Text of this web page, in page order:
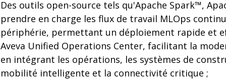
Des outils open-source tels qu'Apache Spark™,
prendre en charge les flux de travail MLOps
périphérie, permettant un déploiement rapide et
Aveva Unified Operations Center, facilitant la
en intégrant les opérations, les systèmes de
mobilité intelligente et la connectivité critique ;